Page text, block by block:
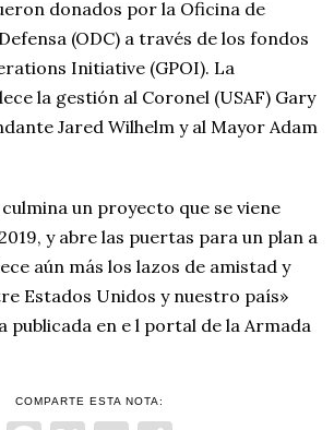
donados por la Oficina de
(ODC) a través de los fondos
Initiative (GPOI). La
la gestión al Coronel (USAF) Gary
Jared Wilhelm y al Mayor Adam
un proyecto que se viene
y abre las puertas para un plan a
aún más los lazos de amistad y
Estados Unidos y nuestro país»
publicada en e l portal de la Armada
COMPARTE ESTA NOTA: